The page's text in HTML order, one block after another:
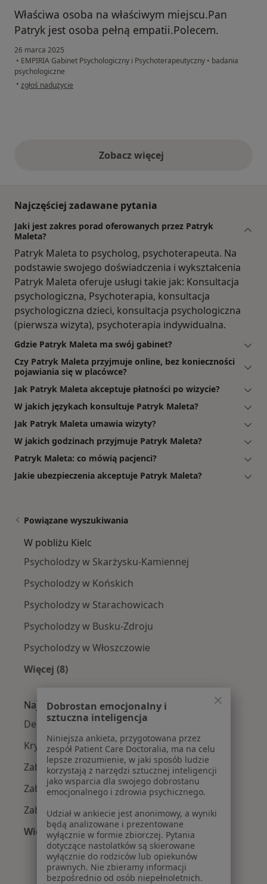
Właściwa osoba na właściwym miejscu.Pan
Patryk jest osoba pełną empatii.Polecem.
26 marca 2025
• EMPIRIA Gabinet Psychologiczny i Psychoterapeutyczny • badania
psychologiczne
• w opinii użytkownika Ryszard
zgłoś nadużycie
Zobacz więcejopinie powyżej
Najczęściej zadawane pytania
Jaki jest zakres porad oferowanych przez Patryk
Maleta?
Patryk Maleta to psycholog, psychoterapeuta. Na
podstawie swojego doświadczenia i wykształcenia
Patryk Maleta oferuje usługi takie jak: Konsultacja
psychologiczna, Psychoterapia, konsultacja
psychologiczna dzieci, konsultacja psychologiczna
(pierwsza wizyta), psychoterapia indywidualna.
Gdzie Patryk Maleta ma swój gabinet?
Czy Patryk Maleta przyjmuje online, bez konieczności
pojawiania się w placówce?
Jak Patryk Maleta akceptuje płatności po wizycie?
W jakich językach konsultuje Patryk Maleta?
Jak Patryk Maleta umawia wizyty?
W jakich godzinach przyjmuje Patryk Maleta?
Patryk Maleta: co mówią pacjenci?
Jakie ubezpieczenia akceptuje Patryk Maleta?
Powiązane wyszukiwania
W pobliżu Kielc
Psycholodzy w Skarżysku-Kamiennej
Psycholodzy w Końskich
Psycholodzy w Starachowicach
Psycholodzy w Busku-Zdroju
Psycholodzy w Włoszczowie
Więcej (8)
Najczęście leczone choroby
Depresja w Kielcach
Kryzys emocjonalny w Kielcach
Zaburzenia emocjonalne w Kielcach
Zaburzenia lękowe w Kielcach
Zaburzenia nastroju w Kielcach
Więcej (15)
Więcej w kategorii: Najczęście leczone
Dobrostan emocjonalny i
sztuczna inteligencja
Niniejsza ankieta, przygotowana przez
zespół Patient Care Doctoralia, ma na celu
lepsze zrozumienie, w jaki sposób ludzie
korzystają z narzędzi sztucznej inteligencji
jako wsparcia dla swojego dobrostanu
emocjonalnego i zdrowia psychicznego.
Udział w ankiecie jest anonimowy, a wyniki
będą analizowane i prezentowane
wyłącznie w formie zbiorczej. Pytania
dotyczące nastolatków są skierowane
wyłącznie do rodziców lub opiekunów
prawnych. Nie zbieramy informacji
bezpośrednio od osób niepełnoletnich.